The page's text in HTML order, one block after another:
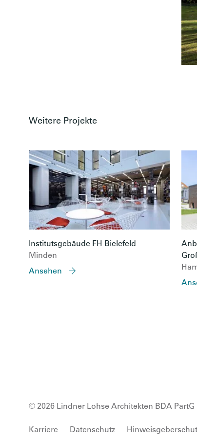
Weitere Projekte
Institutsgebäude FH Bielefeld
Minden
Ansehen
© 2026 Lindner Lohse Architekten BDA PartG
Karriere Datenschutz